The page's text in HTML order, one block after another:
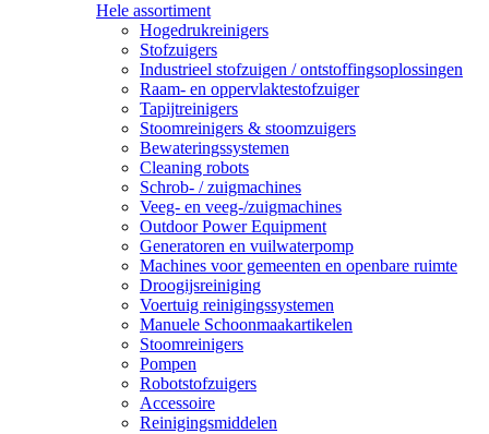
Hele assortiment
Hogedrukreinigers
Stofzuigers
Industrieel stofzuigen / ontstoffingsoplossingen
Raam- en oppervlaktestofzuiger
Tapijtreinigers
Stoomreinigers & stoomzuigers
Bewateringssystemen
Cleaning robots
Schrob- / zuigmachines
Veeg- en veeg-/zuigmachines
Outdoor Power Equipment
Generatoren en vuilwaterpomp
Machines voor gemeenten en openbare ruimte
Droogijsreiniging
Voertuig reinigingssystemen
Manuele Schoonmaakartikelen
Stoomreinigers
Pompen
Robotstofzuigers
Accessoire
Reinigingsmiddelen